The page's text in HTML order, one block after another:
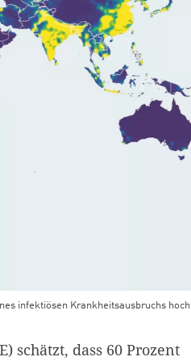
infektiösen Krankheitsausbruchs hoch
schätzt, dass 60 Prozent